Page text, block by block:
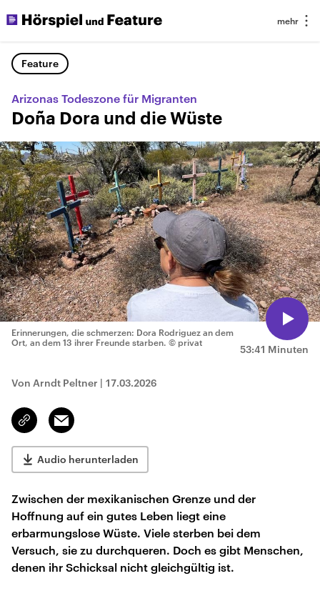
Feature
Arizonas Todeszone für Migranten
Doña Dora und die Wüste
53:41 Minuten
Erinnerungen, die schmerzen: Dora Rodriguez an dem
Ort, an dem 13 ihrer Freunde starben. © privat
Von Arndt Peltner | 17.03.2026
Link
kopieren/teilen
Email
Audio herunterladen
Zwischen der mexikanischen Grenze und der
Hoffnung auf ein gutes Leben liegt eine
erbarmungslose Wüste. Viele sterben bei dem
Versuch, sie zu durchqueren. Doch es gibt Menschen,
denen ihr Schicksal nicht gleichgültig ist.